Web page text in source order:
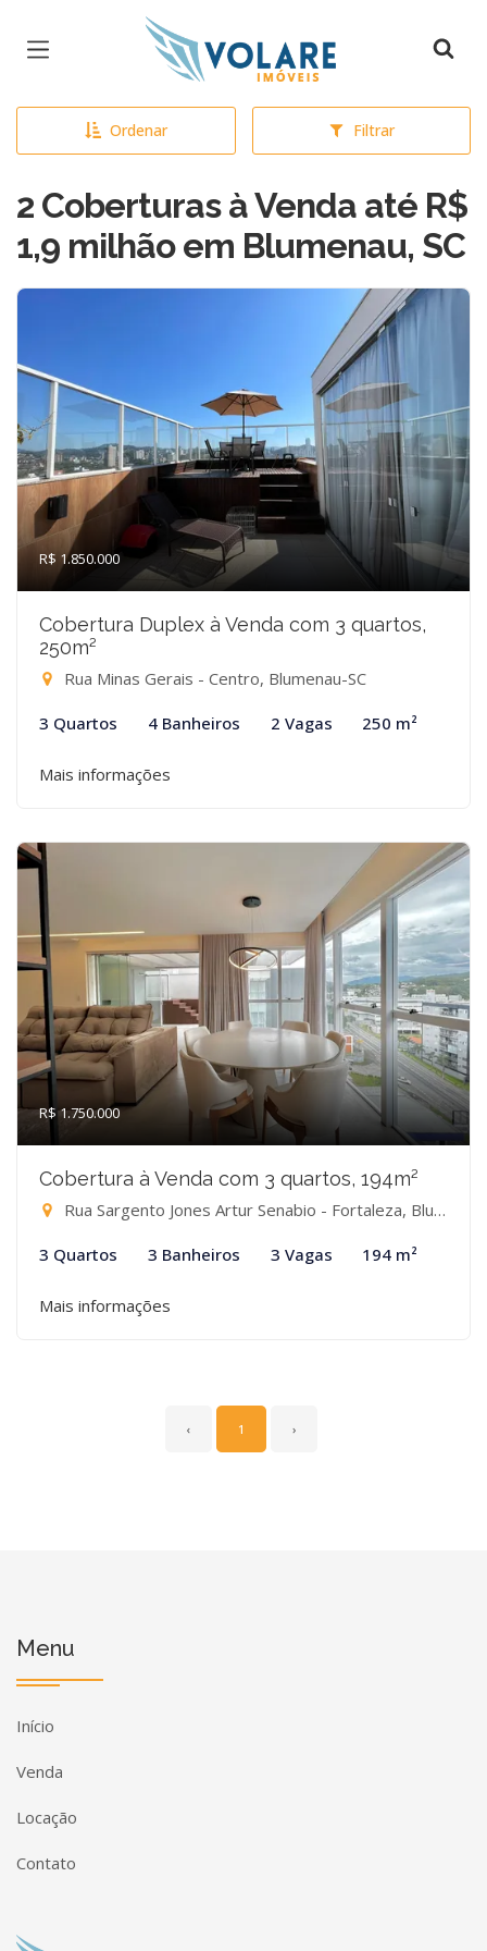
Página inicial
Ordenar Filtrar
2 Coberturas à Venda até R$
1,9 milhão em Blumenau, SC
R$ 1.850.000
Cobertura Duplex à Venda com 3 quartos,
250m²
Rua Minas Gerais - Centro, Blumenau-SC
3 Quartos 4 Banheiros 2 Vagas 250 m²
Mais informações
R$ 1.750.000
Cobertura à Venda com 3 quartos, 194m²
Rua Sargento Jones Artur Senabio - Fortaleza, Blumenau-SC
3 Quartos 3 Banheiros 3 Vagas 194 m²
Mais informações
‹ 1 ›
Menu
Início
Venda
Locação
Contato